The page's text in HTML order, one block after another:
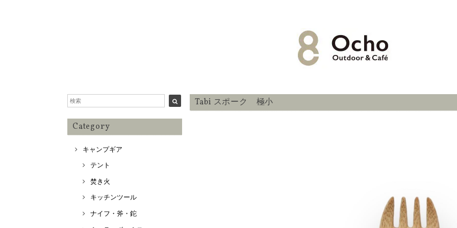
Category
キャンプギア
テント
焚き火
キッチンツール
ナイフ・斧・鉈
Tabi スポーク 極小